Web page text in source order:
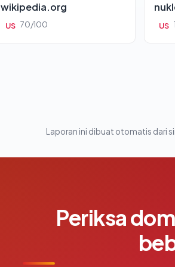
wikipedia.org
US 70/100 US
Laporan ini dibuat otomatis dari
Periksa